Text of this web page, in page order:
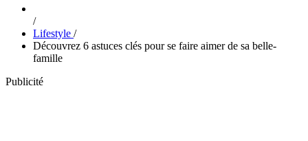
/
Lifestyle /
Découvrez 6 astuces clés pour se faire aimer de sa belle-
famille
Publicité